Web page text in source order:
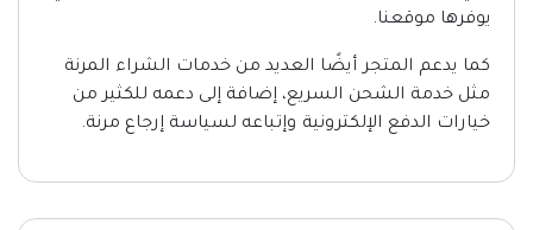
يوفرها موقعنا.
كما يدعم المتجر أيضًا العديد من خدمات الشراء المرنة
مثل خدمة الشحن السريع، إضافة إلى دعمه للكثير من
خيارات الدفع الإلكترونية وإتباعه لسياسة إرجاع مرنة.